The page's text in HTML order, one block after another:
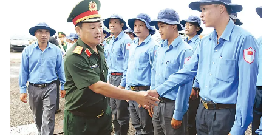
tại Trung đoàn 271, Sư đoàn 5.